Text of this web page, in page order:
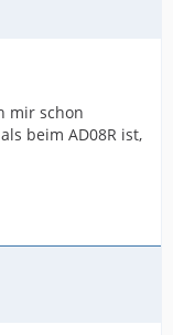
mir schon
beim AD08R ist,